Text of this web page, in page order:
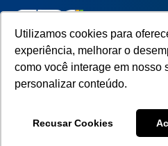
Utilizamos cookies para
experiência, melhorar o
como você interage em nosso
personalizar conteúdo.
Recusar Cookies
Amostradores
benefícios das boas